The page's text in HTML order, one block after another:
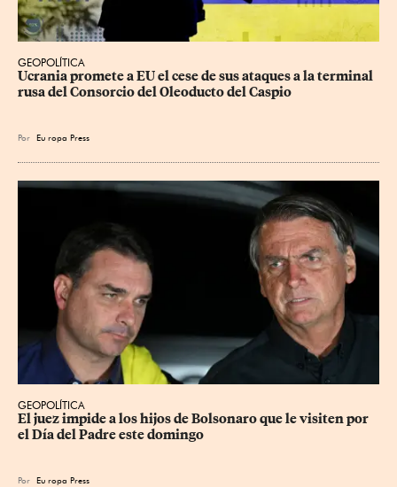
GEOPOLÍTICA
Ucrania promete a EU el cese de sus ataques a la terminal
rusa del Consorcio del Oleoducto del Caspio
Por Eu ropa Press
GEOPOLÍTICA
El juez impide a los hijos de Bolsonaro que le visiten por
el Día del Padre este domingo
Por Eu ropa Press